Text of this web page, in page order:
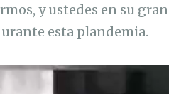
y ustedes en su gran
esta plandemia.